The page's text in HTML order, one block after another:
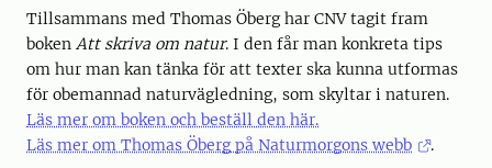
Tillsammans med Thomas Öberg har CNV tagit fram
boken Att skriva om natur. I den får man konkreta tips
om hur man kan tänka för att texter ska kunna utformas
för obemannad naturvägledning, som skyltar i naturen.
Läs mer om boken och beställ den här.
Läs mer om Thomas Öberg på Naturmorgons webb
.